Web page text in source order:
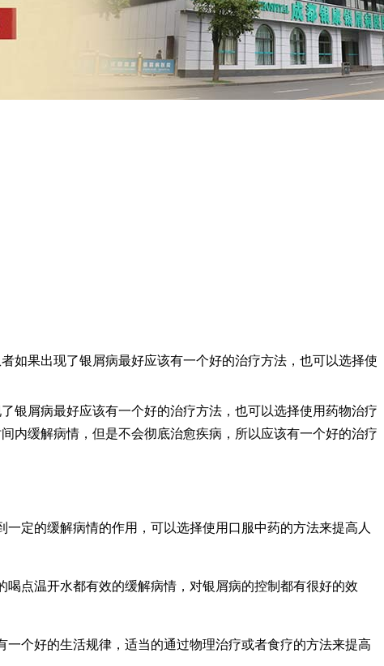
如果出现了银屑病最好应该有一个好的治疗方法，也可以选择使
银屑病最好应该有一个好的治疗方法，也可以选择使用药物治疗
内缓解病情，但是不会彻底治愈疾病，所以应该有一个好的治疗
定的缓解病情的作用，可以选择使用口服中药的方法来提高人
点温开水都有效的缓解病情，对银屑病的控制都有很好的效
个好的生活规律，适当的通过物理治疗或者食疗的方法来提高